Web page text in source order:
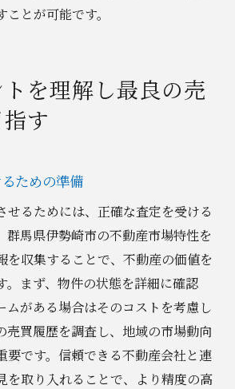
とが可能です。
を理解し最良の売
す
ための準備
せるためには、正確な査定を受ける
群馬県伊勢崎市の不動産市場特性を
を収集することで、不動産の価値を
。まず、物件の状態を詳細に確認
ムがある場合はそのコストを考慮し
売買履歴を調査し、地域の市場動向
要です。信頼できる不動産会社と連
を取り入れることで、より精度の高